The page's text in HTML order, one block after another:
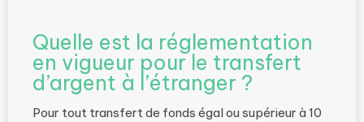
Quelle est la réglementation
en vigueur pour le transfert
d’argent à l’étranger ?
Pour tout transfert de fonds égal ou supérieur à 10